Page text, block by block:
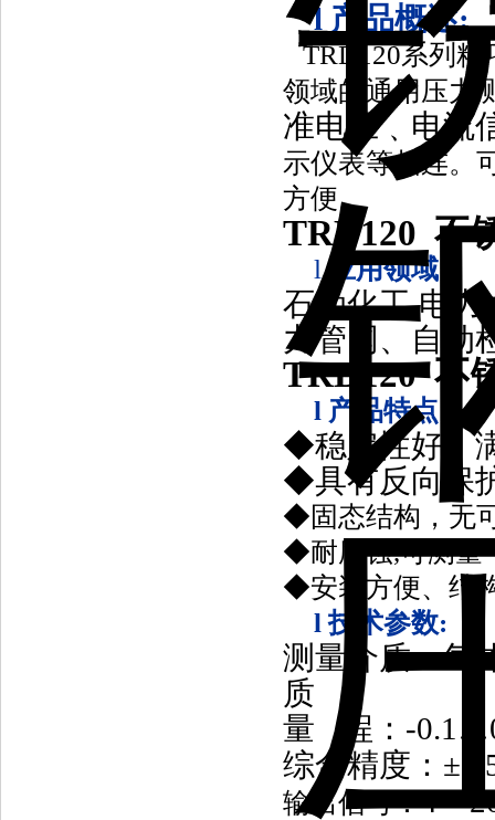
l 产品概述:
TRD120系列精
领域的通用压力
准电压﹑电流
示仪表等相连。
方便。
TRD120 不
l应用领域
石油化工,电力
力管网、自动
TRD120 不
l 产品特点
◆稳定性好，
◆具有反向保
◆固态结构，无
◆耐腐蚀,可测量
◆安装方便、结
l技术参数:
测量介质：气
质
量
程：-
综合精度：
输出信号：4～